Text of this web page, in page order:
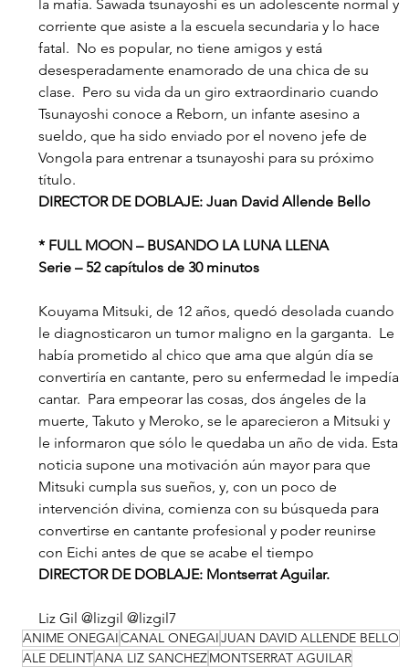
la mafia. Sawada tsunayoshi es un adolescente normal y
corriente que asiste a la escuela secundaria y lo hace
fatal.  No es popular, no tiene amigos y está
desesperadamente enamorado de una chica de su
clase.  Pero su vida da un giro extraordinario cuando
Tsunayoshi conoce a Reborn, un infante asesino a
sueldo, que ha sido enviado por el noveno jefe de
Vongola para entrenar a tsunayoshi para su próximo
título.
DIRECTOR DE DOBLAJE: Juan David Allende Bello
* FULL MOON – BUSANDO LA LUNA LLENA
Serie – 52 capítulos de 30 minutos
Kouyama Mitsuki, de 12 años, quedó desolada cuando
le diagnosticaron un tumor maligno en la garganta.  Le
había prometido al chico que ama que algún día se
convertiría en cantante, pero su enfermedad le impedía
cantar.  Para empeorar las cosas, dos ángeles de la
muerte, Takuto y Meroko, se le aparecieron a Mitsuki y
le informaron que sólo le quedaba un año de vida. Esta
noticia supone una motivación aún mayor para que
Mitsuki cumpla sus sueños, y, con un poco de
intervención divina, comienza con su búsqueda para
convertirse en cantante profesional y poder reunirse
con Eichi antes de que se acabe el tiempo
DIRECTOR DE DOBLAJE: Montserrat Aguilar.
Liz Gil @lizgil @lizgil7
ANIME ONEGAICANAL ONEGAIJUAN DAVID ALLENDE BELLO
ALE DELINTANA LIZ SANCHEZMONTSERRAT AGUILAR